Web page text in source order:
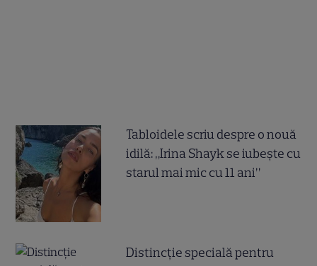
Tabloidele scriu despre o nouă
idilă: „Irina Shayk se iubește cu
starul mai mic cu 11 ani”
Distincție specială pentru